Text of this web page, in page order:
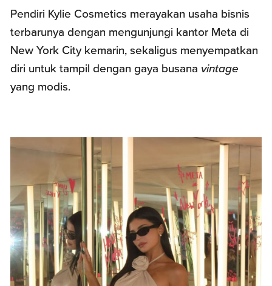
Pendiri Kylie Cosmetics merayakan usaha bisnis
terbarunya dengan mengunjungi kantor Meta di
New York City kemarin, sekaligus menyempatkan
diri untuk tampil dengan gaya busana vintage
yang modis.